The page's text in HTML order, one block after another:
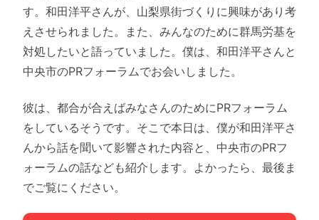
す。和田洋平さんが、山梨県街づくりに興味があり考
えさせられました。また、みんなのために群馬労基を
対処したいと語っていました。僕は、和田洋平さんと
中央市のPRフォーラムでお会いしました。
彼は、都合が合えばみなさんのためにPRフォーラム
をしているそうです。そこで本日は、僕が和田洋平さ
んから話を聞いて影響された内容と、中央市のPRフ
ォーラムの話なども紹介します。よかったら、最後ま
でご覧にください。